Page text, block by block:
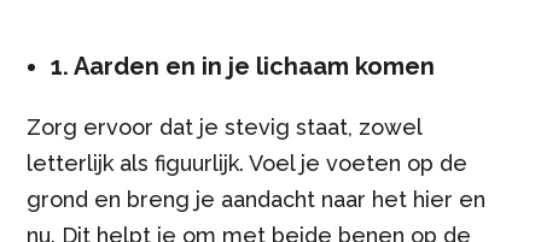
1. Aarden en in je lichaam komen
Zorg ervoor dat je stevig staat, zowel
letterlijk als figuurlijk. Voel je voeten op de
grond en breng je aandacht naar het hier en
nu. Dit helpt je om met beide benen op de